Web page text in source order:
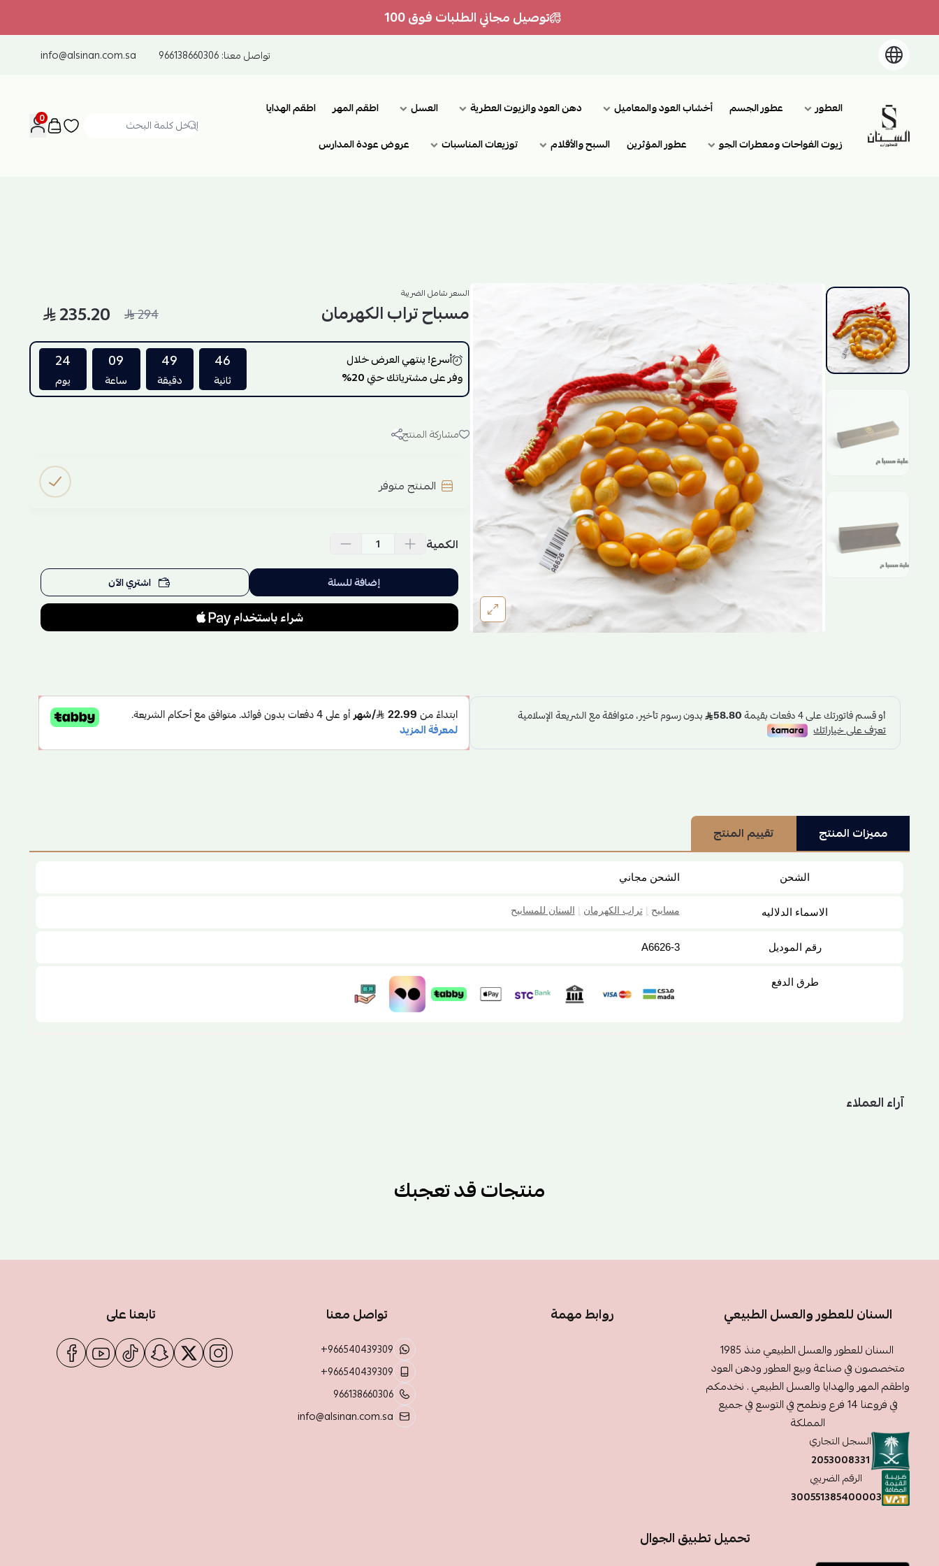
توصيل مجاني الطلبات فوق 100
تواصل معنا:966138660306
info@alsinan.com.sa
السنان للعطور والعسل الطبيعي
العطور عطور الجسم أخشاب العود والمعاميل دهن العود والزيوت العطرية العسل اطقم المهر
اطقم الهدايا
زيوت الفواحات ومعطرات الجو
عطور المؤثرين السبح والأقلام توزيعات المناسبات عروض عودة المدارس
0
السعر شامل الضريبة
مسباح تراب الكهرمان 294
235.20
أسرع! ينتهي العرض خلال
وفر على مشترياتك حتي20%
45
ثانية
49
دقيقة
09
ساعة
24
يوم
مشاركة المنتج
المنتج متوفر
الكمية
إضافة للسلة اشتري الآن
مميزات المنتج تقييم المنتج
الشحن الشحن مجاني
الاسماء الدلاليه مسابيح | تراب الكهرمان | السنان للمسابيح
رقم الموديل A6626-3
طرق الدفع
آراء العملاء
منتجات قد تعجبك
السنان للعطور والعسل الطبيعي
السنان للعطور والعسل الطبيعي منذ 1985
متخصصون في صناعة وبيع العطور ودهن العود
واطقم المهر والهدايا والعسل الطبيعي . نخدمكم
في فروعنا 14 فرع ونطمح في التوسع في جميع
المملكة
السجل التجاري
2053008331
الرقم الضريبي
300551385400003
روابط مهمة تواصل معنا
+966540439309
+966540439309
966138660306
info@alsinan.com.sa
تابعنا على
تحميل تطبيق الجوال